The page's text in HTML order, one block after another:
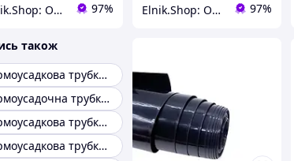
Elnik.Shop: Оптово-роздрібна компанія 97% Elnik.Shop: Оптово-роздрібна компанія 97%
також
Термоусадкова трубка 50 мм
Термоусадочна трубка 10 мм
Термоусадкова трубка 12 мм
Термоусадкова трубка 25 мм